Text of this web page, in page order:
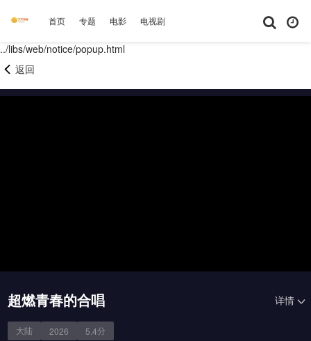
首页 专题 电影 电视剧 短剧大全 体育
../libs/web/notice/popup.html
返回
超燃青春的合唱 详情
大陆 2026 5.4分
20260508上 20260508中 20260508纯享
20260509未播 20260510未播